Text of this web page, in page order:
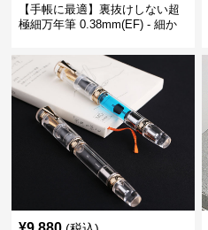
【手帳に最適】裏抜けしない超
極細万年筆 0.38mm(EF) - 細か